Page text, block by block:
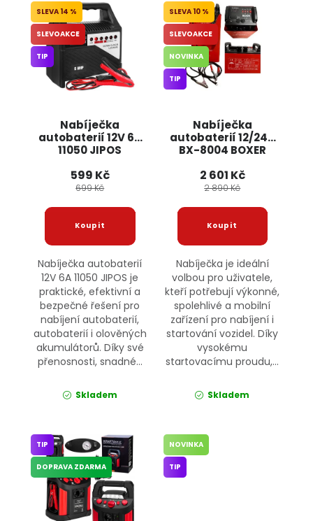
Nabíječka
autobaterií 12V 6A
11050 JIPOS
14 %
SLEVOAKCE
TIP
599 Kč
699 Kč
Nabíječka autobaterií
12V 6A 11050 JIPOS je
praktické, efektivní a
bezpečné řešení pro
nabíjení autobaterií,
autobaterií i olověných
akumulátorů. Díky své
přenosnosti, snadné...
Skladem
Nabíječka
autobaterií 12/24V
BX-8004 BOXER
10 %
SLEVOAKCE
NOVINKA
TIP
2 601 Kč
2 890 Kč
Nabíječka je ideální
volbou pro uživatele,
kteří potřebují výkonné,
spolehlivé a mobilní
zařízení pro nabíjení i
startování vozidel. Díky
vysokému
startovacímu proudu,...
Skladem
TIP
DOPRAVA ZDARMA
NOVINKA
TIP